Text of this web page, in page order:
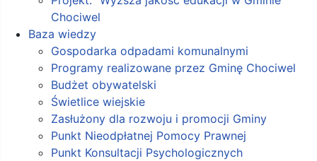
Chociwel
Baza wiedzy
Gospodarka odpadami komunalnymi
Programy realizowane przez Gminę Chociwel
Budżet obywatelski
Świetlice wiejskie
Zasłużony dla rozwoju i promocji Gminy
Punkt Nieodpłatnej Pomocy Prawnej
Punkt Konsultacji Psychologicznych